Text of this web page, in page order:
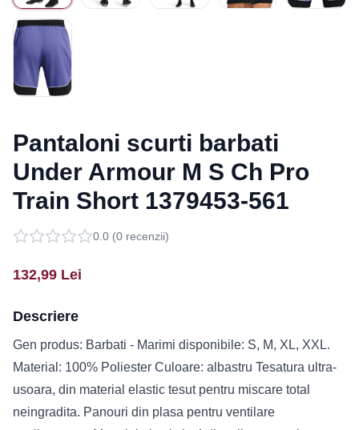
Pantaloni scurti barbati
Under Armour M S Ch Pro
Train Short 1379453-561
0.0 (0 recenzii)
132,99 Lei
Descriere
Gen produs: Barbati - Marimi disponibile: S, M, XL, XXL.
Material: 100% Poliester Culoare: albastru Tesatura ultra-
usoara, din material elastic tesut pentru miscare total
neingradita. Panouri din plasa pentru ventilare